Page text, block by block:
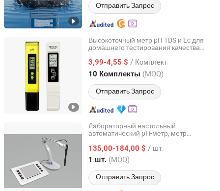
Отправить Запрос
Высокоточный метр pH TDS и Ec для
домашнего тестирования качества
3,99-4,55 $ / Комплект
10 Комплекты (MOQ)
Отправить Запрос
Henan Bingsheng Industrial Co., Ltd.
Henan, China с 2025
Лабораторный настольный
автоматический pH-метр, метр
тестирования воды
135,00-184,00 $ / шт.
1 шт. (MOQ)
Отправить Запрос
Shanghai Yoke Instrument Co., Ltd.
Shanghai, China с 2019